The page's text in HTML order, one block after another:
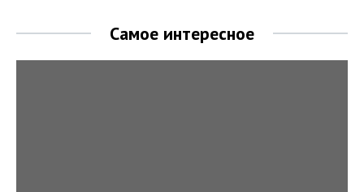
Самое интересное